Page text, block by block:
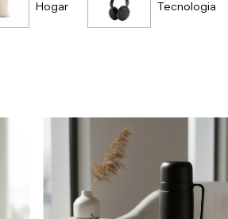
Hogar Tecnologia